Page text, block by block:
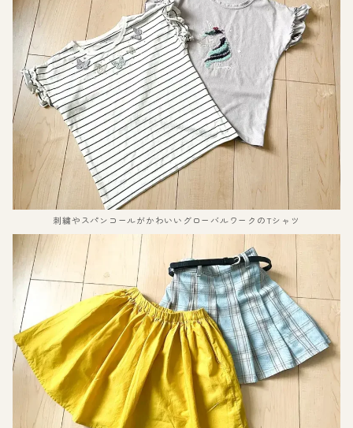
刺繍やスパンコールがかわいいグローバルワークのTシャツ